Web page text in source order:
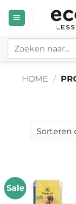
naar
Zoeken
HOME /
Sale